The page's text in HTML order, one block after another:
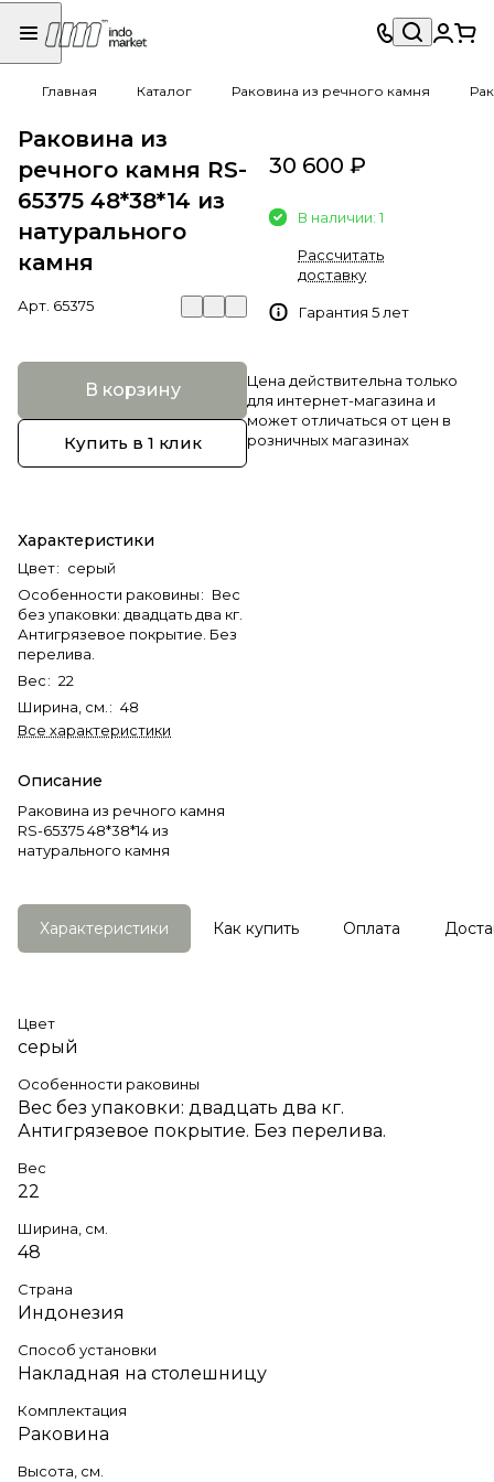
Главная Каталог Раковина из речного камня
Раковина из
речного камня RS-
65375 48*38*14 из
натурального
камня
Арт. 65375
В корзину
Купить в 1 клик
Характеристики
Цвет: серый
Особенности раковины: Вес
без упаковки: двадцать два кг.
Антигрязевое покрытие. Без
перелива.
Вес: 22
Ширина, см. : 48
Все характеристики
Описание
Раковина из речного камня
RS-65375 48*38*14 из
натурального камня
30 600 ₽
В наличии: 1
Рассчитать
доставку
Гарантия 5 лет
Цена действительна только
для интернет-магазина и
может отличаться от цен в
розничных магазинах
Характеристики Как купить Оплата
Цвет
серый
Особенности раковины
Вес без упаковки: двадцать два кг.
Антигрязевое покрытие. Без перелива.
Вес
22
Ширина, см.
48
Страна
Индонезия
Способ установки
Накладная на столешницу
Комплектация
Раковина
Высота, см.